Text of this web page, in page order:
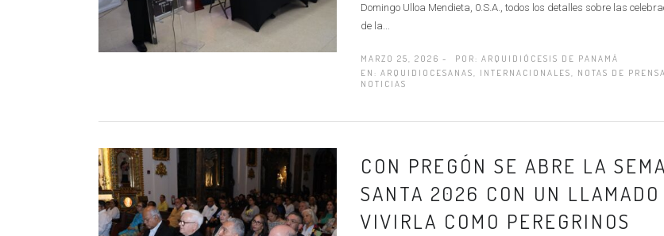
Domingo Ulloa Mendieta, 0.S.A., todos los detalles sobre las
de la...
MARZO 25, 2026 - POR: ARQUIDIÓCESIS DE PANAMÁ
EN: ARQUIDIOCESANAS, INTERNACIONALES, NOTAS DE PRENSA
NOTICIAS
CON PREGÓN SE ABRE LA
SANTA 2026 CON UN LLAMADO
VIVIRLA COMO PEREGRINOS